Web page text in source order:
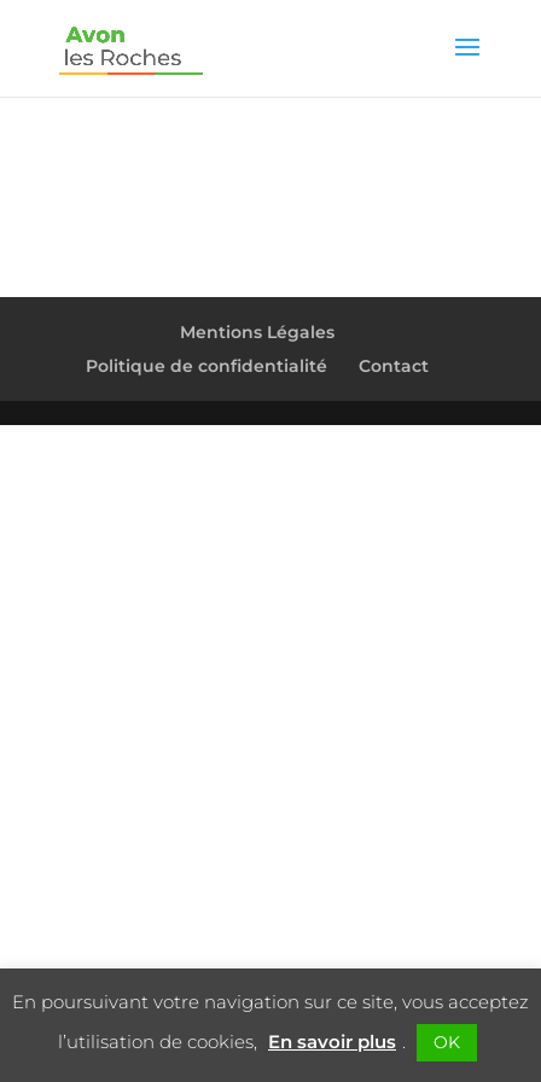
Mentions Légales
Politique de confidentialité
Contact
En poursuivant votre navigation sur ce site, vous acceptez
l’utilisation de cookies, En savoir plus . OK